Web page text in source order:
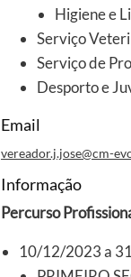
Higiene e
Serviço
Serviço de
Desporto e
Email
vereador.j.jose@cm-
Informação
Percurso
10/12/2023 a